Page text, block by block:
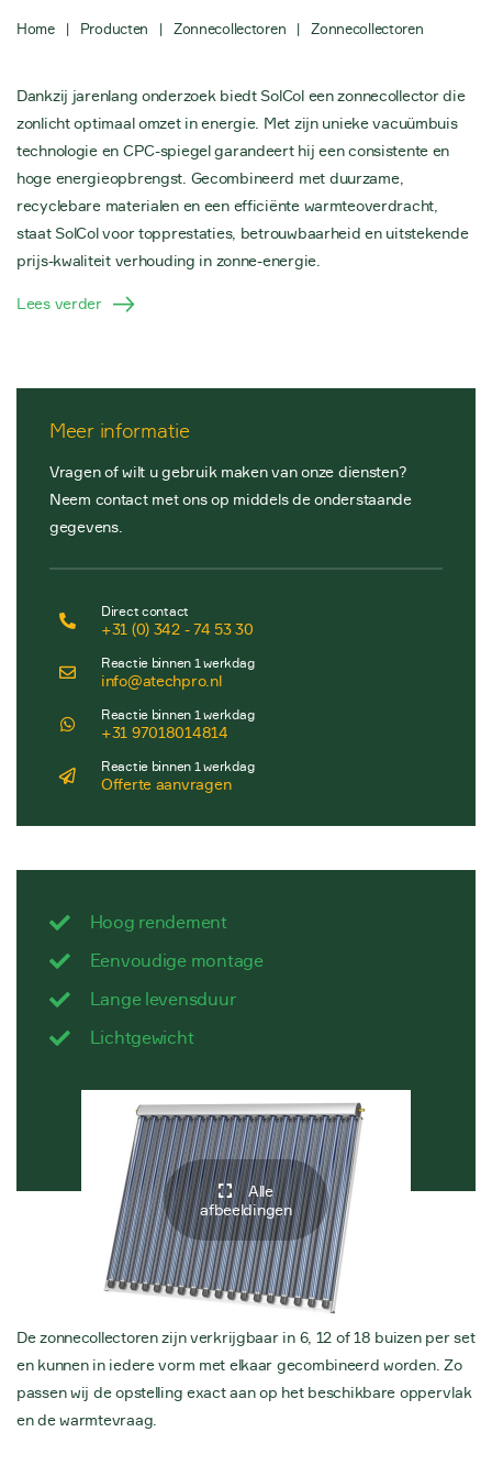
Home | Producten | Zonnecollectoren | Zonnecollectoren
Dankzij jarenlang onderzoek biedt SolCol een zonnecollector die
zonlicht optimaal omzet in energie. Met zijn unieke vacuümbuis
technologie en CPC-spiegel garandeert hij een consistente en
hoge energieopbrengst. Gecombineerd met duurzame,
recyclebare materialen en een efficiënte warmteoverdracht,
staat SolCol voor topprestaties, betrouwbaarheid en uitstekende
prijs-kwaliteit verhouding in zonne-energie.
Lees verder
Meer informatie
Vragen of wilt u gebruik maken van onze diensten?
Neem contact met ons op middels de onderstaande
gegevens.
Direct contact
+31 (0) 342 - 74 53 30
Reactie binnen 1 werkdag
info@atechpro.nl
Reactie binnen 1 werkdag
+31 97018014814
Reactie binnen 1 werkdag
Offerte aanvragen
Hoog rendement
Eenvoudige montage
Lange levensduur
Lichtgewicht
Alle
afbeeldingen
De zonnecollectoren zijn verkrijgbaar in 6, 12 of 18 buizen per set
en kunnen in iedere vorm met elkaar gecombineerd worden. Zo
passen wij de opstelling exact aan op het beschikbare oppervlak
en de warmtevraag.